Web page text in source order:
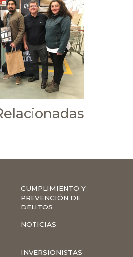
CUMPLIMIENTO Y
PREVENCIÓN DE
DELITOS
NOTICIAS
INVERSIONISTAS